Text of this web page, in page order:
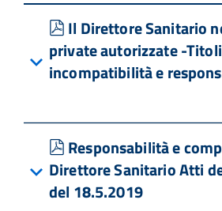
pdf
Il Direttore Sanitario
private autorizzate -
incompatibilità e
pdf
Responsabilità e
Direttore Sanitario Atti
del 18.5.2019